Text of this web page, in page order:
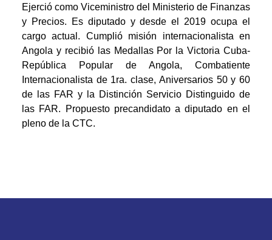
Ejerció como Viceministro del Ministerio de Finanzas
y Precios. Es diputado y desde el 2019 ocupa el
cargo actual. Cumplió misión internacionalista en
Angola y recibió las Medallas Por la Victoria Cuba-
República Popular de Angola, Combatiente
Internacionalista de 1ra. clase, Aniversarios 50 y 60
de las FAR y la Distinción Servicio Distinguido de
las FAR. Propuesto precandidato a diputado en el
pleno de la CTC.